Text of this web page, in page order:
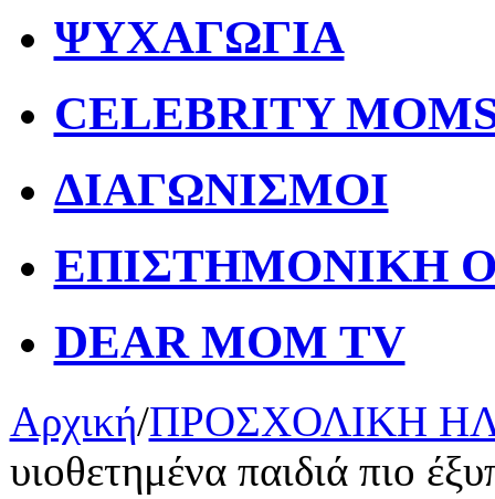
ΨΥΧΑΓΩΓΙΑ
CELEBRITY
ΔΙΑΓΩΝΙΣΜΟΙ
ΕΠΙΣΤΗΜΟΝΙΚΗ
DEAR MOM TV
Αρχική/ΠΡΟΣΧΟΛΙΚΗ
υιοθετημένα παιδιά πιο